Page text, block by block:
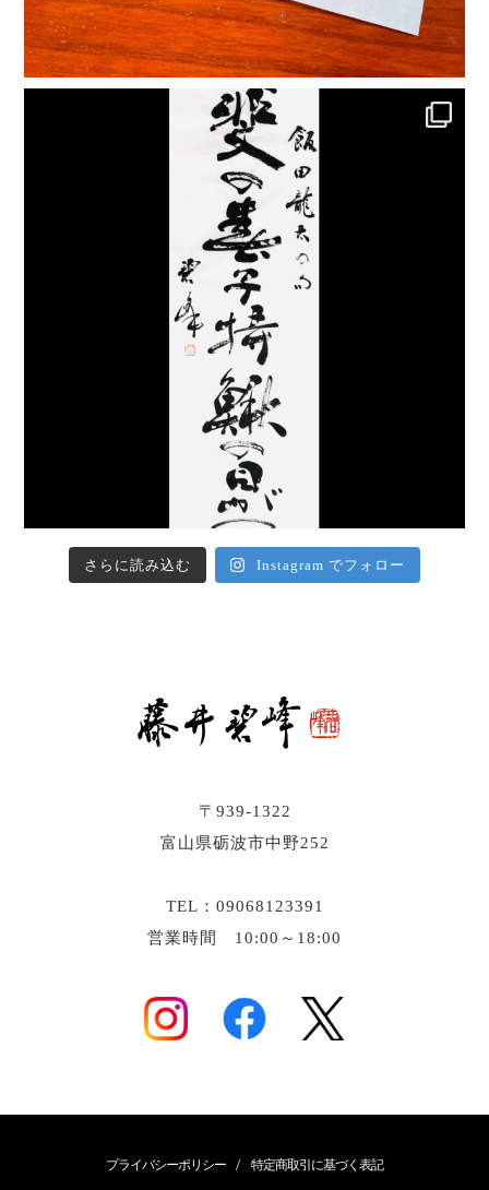
〒939-1322
富山県砺波市中野252
TEL：09068123391
営業時間 10:00～18:00
さらに読み込む Instagram でフォロー
プライバシーポリシー / 特定商取引に基づく表記